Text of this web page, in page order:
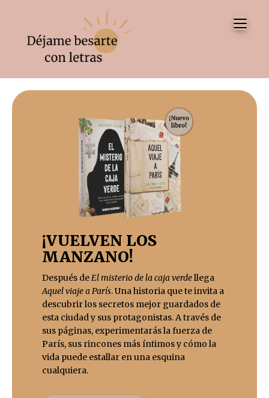
¡VUELVEN LOS
MANZANO!
Después deEl misterio de la caja verdellega
Aquel viaje a París. Una historia que te invita a
descubrir los secretos mejor guardados de
esta ciudad y sus protagonistas. A través de
sus páginas, experimentarás la fuerza de
París, sus rincones más íntimos y cómo la
vida puede estallar en una esquina
cualquiera.